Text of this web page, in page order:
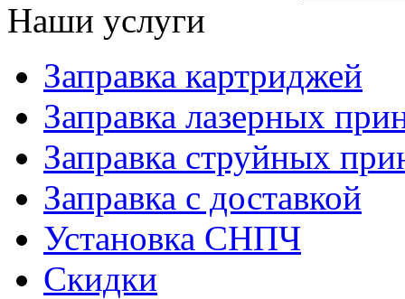
Наши услуги
Заправка картриджей
Заправка лазерных
Заправка струйных
Заправка с доставкой
Установка СНПЧ
Скидки